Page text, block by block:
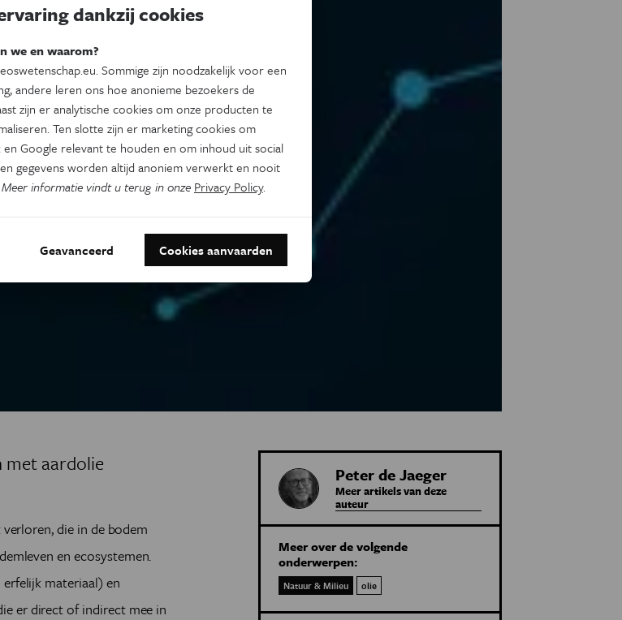
met aardolie
die in de bodem
en ecosystemen.
materiaal) en
er direct of indirect mee in
Peter de Jaeger
Meer artikels van deze
auteur
Meer over de volgende
onderwerpen:
Natuur & Milieu olie
dankzij cookies
we en waarom?
Sommige zijn noodzakelijk voor een
andere leren ons hoe anonieme bezoekers de
zijn er analytische cookies om onze producten te
Ten slotte zijn er marketing cookies om
Google relevant te houden en om inhoud uit social
gegevens worden altijd anoniem verwerkt en nooit
Meer informatie vindt u terug in onze Privacy Policy.
Geavanceerd Cookies aanvaarden